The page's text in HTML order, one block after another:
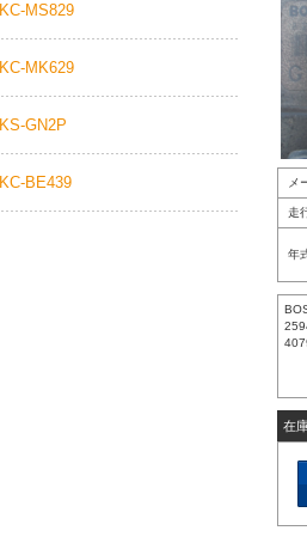
KC-MS829
KC-MK629
KS-GN2P
KC-BE439 メ
走
年
在